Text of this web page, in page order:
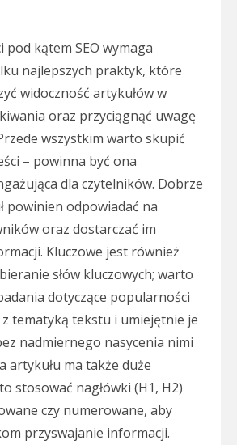
kątem SEO wymaga
najlepszych praktyk, które
widoczność artykułów w
oraz przyciągnąć uwagę
wszystkim warto skupić
– powinna być ona
dla czytelników. Dobrze
powinien odpowiadać na
oraz dostarczać im
Kluczowe jest również
słów kluczowych; warto
dotyczące popularności
tematyką tekstu i umiejętnie je
nadmiernego nasycenia nimi
artykułu ma także duże
stosować nagłówki (H1, H2)
czy numerowane, aby
przyswajanie informacji.